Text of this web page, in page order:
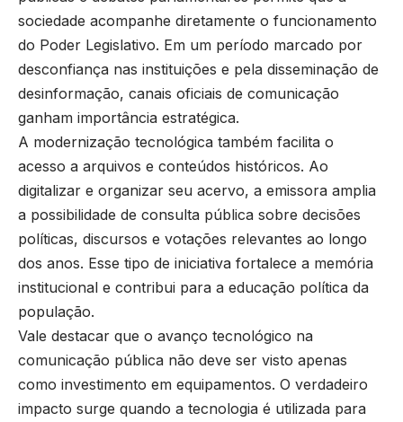
sociedade acompanhe diretamente o funcionamento
do Poder Legislativo. Em um período marcado por
desconfiança nas instituições e pela disseminação de
desinformação, canais oficiais de comunicação
ganham importância estratégica.
A modernização tecnológica também facilita o
acesso a arquivos e conteúdos históricos. Ao
digitalizar e organizar seu acervo, a emissora amplia
a possibilidade de consulta pública sobre decisões
políticas, discursos e votações relevantes ao longo
dos anos. Esse tipo de iniciativa fortalece a memória
institucional e contribui para a educação política da
população.
Vale destacar que o avanço tecnológico na
comunicação pública não deve ser visto apenas
como investimento em equipamentos. O verdadeiro
impacto surge quando a tecnologia é utilizada para